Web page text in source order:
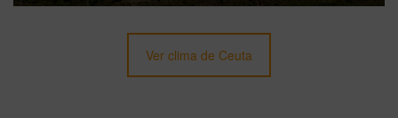
Ver clima de Ceuta